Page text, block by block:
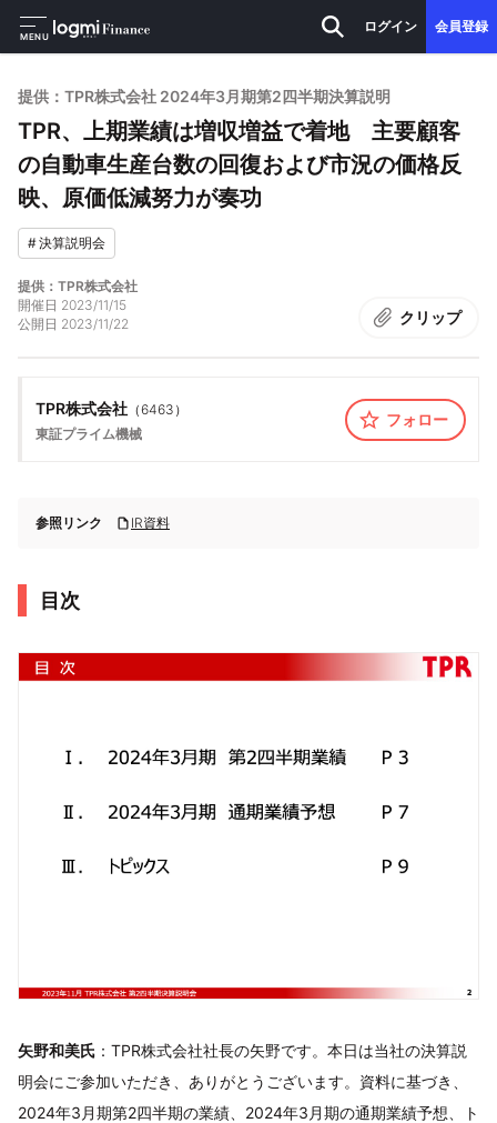
MENU
ログイン 会員登録
提供：TPR株式会社 2024年3月期第2四半期決算説明
TPR、上期業績は増収増益で着地 主要顧客
の自動車生産台数の回復および市況の価格反
映、原価低減努力が奏功
#決算説明会
提供：TPR株式会社
開催日 2023/11/15
公開日 2023/11/22 クリップ
TPR株式会社 （6463 ）
東証プライム機械
フォロー
参照リンク IR資料
目次
矢野和美氏 ：TPR株式会社社長の矢野です。本日は当社の決算説
明会にご参加いただき、ありがとうございます。資料に基づき、
2024年3月期第2四半期の業績、2024年3月期の通期業績予想、ト